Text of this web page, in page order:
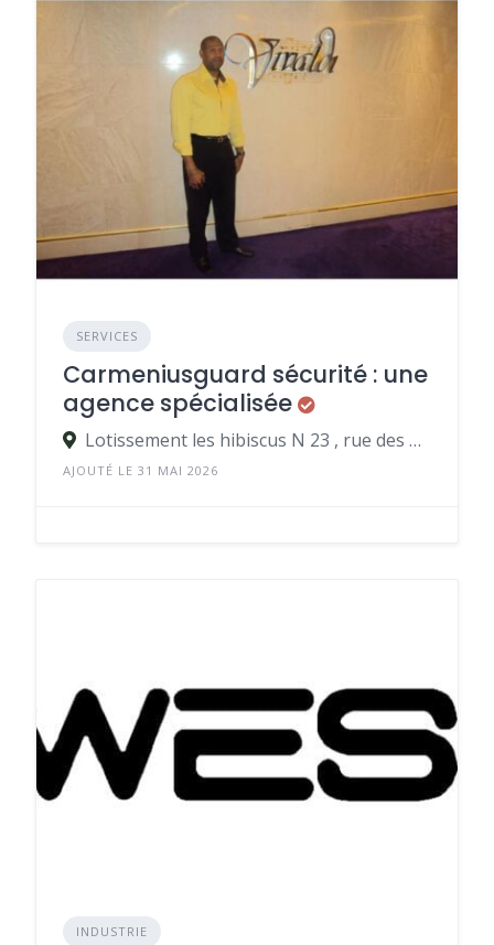
SERVICES
Carmeniusguard sécurité : une
agence spécialisée
Lotissement les hibiscus N 23 , rue des glaïeuls, 97200 Fort-de-France
AJOUTÉ LE 31 MAI 2026
INDUSTRIE